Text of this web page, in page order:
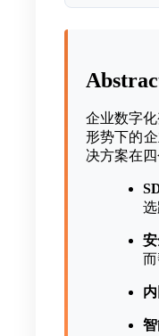
企业数字
形势下的
决⽅案在四
安
智